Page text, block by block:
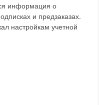
информация о
и предзаказах.
настройкам учетной